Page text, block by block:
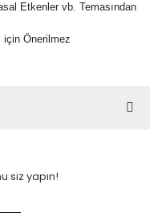
Etkenler vb. Temasından
için Önerilmez
siz yapın!